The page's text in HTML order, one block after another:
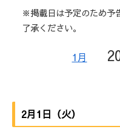
※掲載日は予定のため予
了承ください。
1月
2月1日（火）